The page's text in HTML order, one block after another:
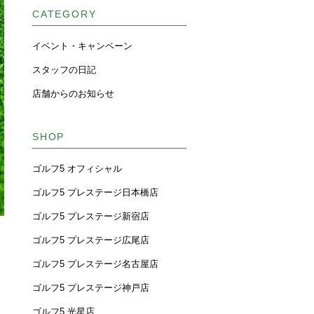
CATEGORY
イベント・キャンペーン
スタッフの日記
店舗からのお知らせ
SHOP
ゴルフ5 オフィシャル
ゴルフ5 プレステージ日本橋店
ゴルフ5 プレステージ新宿店
ゴルフ5 プレステージ広尾店
ゴルフ5 プレステージ名古屋店
ゴルフ5 プレステージ神戸店
ゴルフ5 光星店